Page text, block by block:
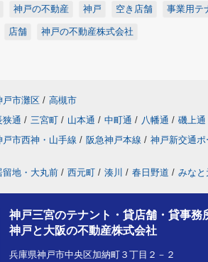
神戸の不動産 神戸 空き店舗 事業用テ
店舗 神戸の不動産株式会社
戸市灘区 / 高槻市
狭通 / 三宮町 / 山本通 / 中町通 / 八幡通 / 磯上通
戸市西神・山手線 / 阪急神戸本線 / 神戸新交通
留地・大丸前 / 西元町 / 湊川 / 春日野道 / みなと
神戸三宮のテナント・貸店舗・貸事務
神戸と大阪の不動産株式会社
兵庫県神戸市中央区加納町３丁目２－２